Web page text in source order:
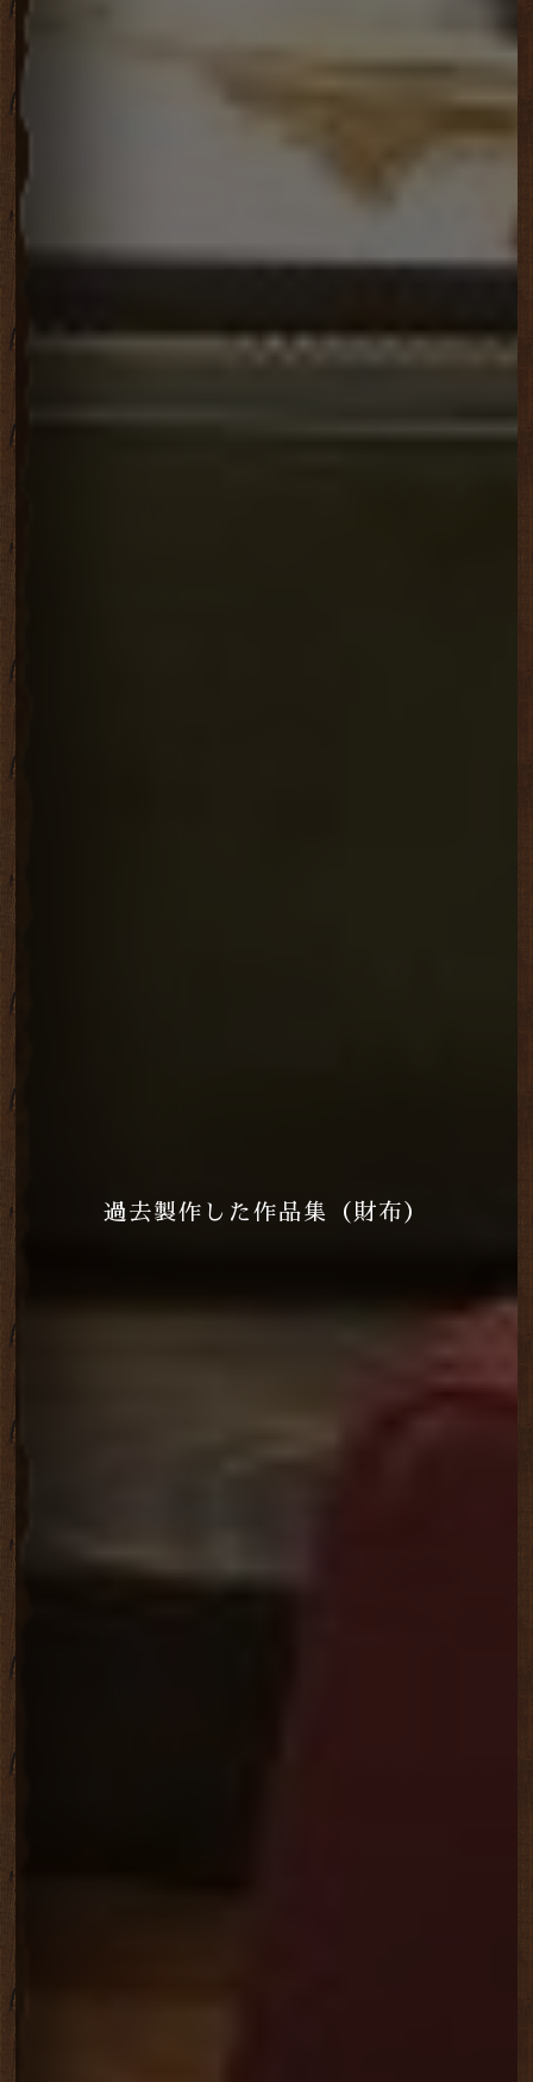
過去製作した作品集（財布）